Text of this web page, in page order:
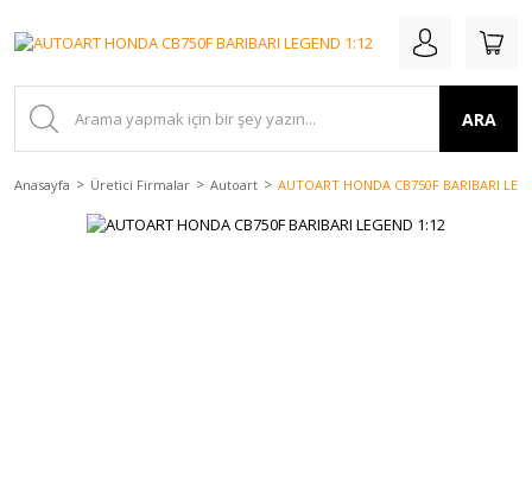
ARA
Anasayfa Üretici Firmalar Autoart AUTOART HONDA CB750F BARIBARI